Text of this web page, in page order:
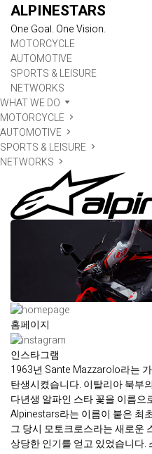
ALPINESTARS
One Goal. One Vision.
MOTORCYCLE
AUTOMOTIVE
SPORTS & LEISURE
NETWORKS
WHAT WE DO
MOTORCYCLE
AUTOMOTIVE
SPORTS & LEISURE
NETWORKS
홈페이지
인스타그램
1963년 Sante Mazzarolo라는
탄생시켰습니다. 이탈리아 북부
다년생 알파인 스타 꽃을 이름
Alpinestars라는 이름이 붙은 최
그 당시 모토크로스라는 새로운
상당한 인기를 얻고 있었습니다.